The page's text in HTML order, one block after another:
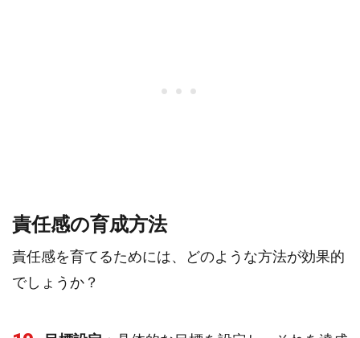
責任感の育成方法
責任感を育てるためには、どのような方法が効果的
でしょうか？